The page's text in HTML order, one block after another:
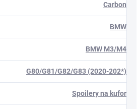
Carbon
BMW
BMW M3/M4
G80/G81/G82/G83 (2020-202*)
Spoilery na kufor